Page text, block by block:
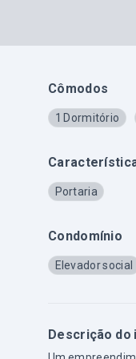
Cômodos
1 Dormitório
Portaria
Condomínio
Elevador social
Descrição do